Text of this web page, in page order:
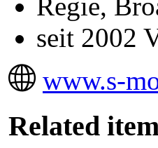
Regie,
seit 2002
www.s-
Related